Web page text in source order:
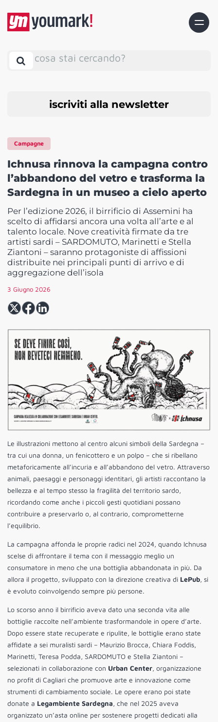
cosa stai cercando?
iscriviti alla newsletter
Campagne
Ichnusa rinnova la campagna contro
l’abbandono del vetro e trasforma la
Sardegna in un museo a cielo aperto
Per l’edizione 2026, il birrificio di Assemini ha
scelto di affidarsi ancora una volta all’arte e al
talento locale. Nove creatività firmate da tre
artisti sardi – SARDOMUTO, Marinetti e Stella
Ziantoni – saranno protagoniste di affissioni
distribuite nei principali punti di arrivo e di
aggregazione dell’isola
3 Giugno 2026
Le illustrazioni mettono al centro alcuni simboli della Sardegna –
tra cui una donna, un fenicottero e un polpo – che si ribellano
metaforicamente all’incuria e all’abbandono del vetro. Attraverso
animali, paesaggi e personaggi identitari, gli artisti raccontano la
bellezza e al tempo stesso la fragilità del territorio sardo,
ricordando come anche i piccoli gesti quotidiani possano
contribuire a preservarlo o, al contrario, comprometterne
l’equilibrio.
La campagna affonda le proprie radici nel 2024, quando Ichnusa
scelse di affrontare il tema con il messaggio meglio un
consumatore in meno che una bottiglia abbandonata in più. Da
allora il progetto, sviluppato con la direzione creativa di LePub, si
è evoluto coinvolgendo sempre più persone.
Lo scorso anno il birrificio aveva dato una seconda vita alle
bottiglie raccolte nell’ambiente trasformandole in opere d’arte.
Dopo essere state recuperate e ripulite, le bottiglie erano state
affidate a sei muralisti sardi – Maurizio Brocca, Chiara Foddis,
Marinetti, Teresa Podda, SARDOMUTO e Stella Ziantoni –
selezionati in collaborazione con Urban Center, organizzazione
no profit di Cagliari che promuove arte e innovazione come
strumenti di cambiamento sociale. Le opere erano poi state
donate a Legambiente Sardegna, che nel 2025 aveva
organizzato un’asta online per sostenere progetti dedicati alla